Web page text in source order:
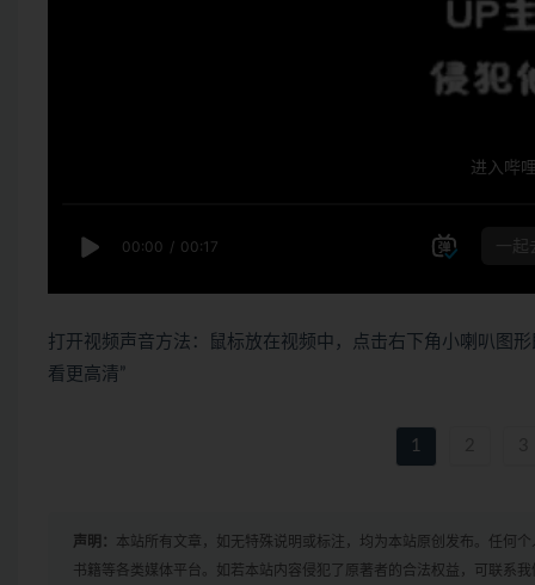
打开视频声音方法：鼠标放在视频中，点击右下角小喇叭图
看更高清”
1
声明： 本站所有文章，如无特殊说明或标注，均为本站原创发布。任何
书籍等各类媒体平台。如若本站内容侵犯了原著者的合法权益，可联系